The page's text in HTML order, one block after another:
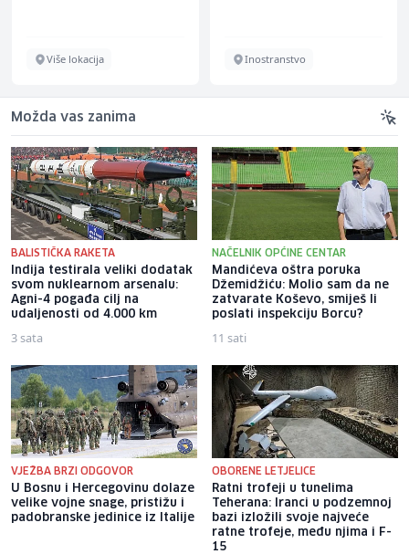
Više lokacija Inostranstvo
Možda vas zanima
BALISTIČKA RAKETA
Indija testirala veliki dodatak
svom nuklearnom arsenalu:
Agni-4 pogađa cilj na
udaljenosti od 4.000 km
3 sata
NAČELNIK OPĆINE CENTAR
Mandićeva oštra poruka
Džemidžiću: Molio sam da ne
zatvarate Koševo, smiješ li
poslati inspekciju Borcu?
11 sati
VJEŽBA BRZI ODGOVOR
U Bosnu i Hercegovinu dolaze
velike vojne snage, pristižu i
padobranske jedinice iz Italije
OBORENE LETJELICE
Ratni trofeji u tunelima
Teherana: Iranci u podzemnoj
bazi izložili svoje najveće
ratne trofeje, među njima i F-
15